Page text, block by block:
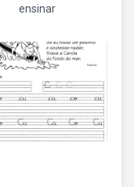
ensinar